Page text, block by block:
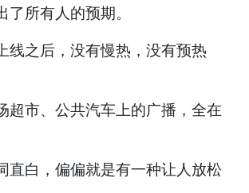
了所有人的预期。
线之后，没有慢热，没有预热
超市、公共汽车上的广播，全在
直白，偏偏就是有一种让人放松